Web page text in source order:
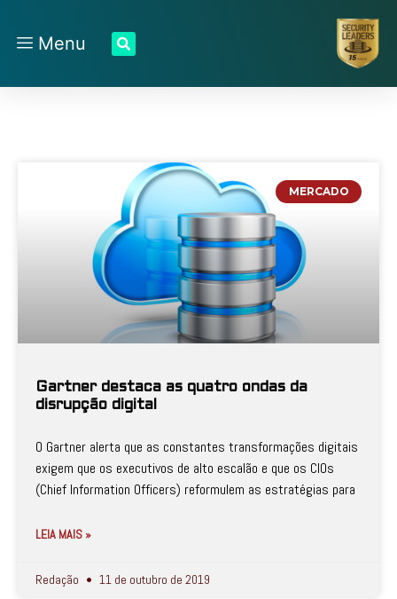
Menu
MERCADO
Gartner destaca as quatro ondas da
disrupção digital
O Gartner alerta que as constantes transformações digitais
exigem que os executivos de alto escalão e que os CIOs
(Chief Information Officers) reformulem as estratégias para
LEIA MAIS »
Redação 11 de outubro de 2019